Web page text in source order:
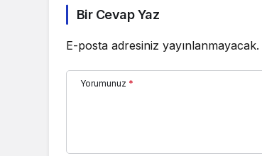
Bir Cevap Yaz
E-posta adresiniz yayınlanmayacak.
Yorumunuz *